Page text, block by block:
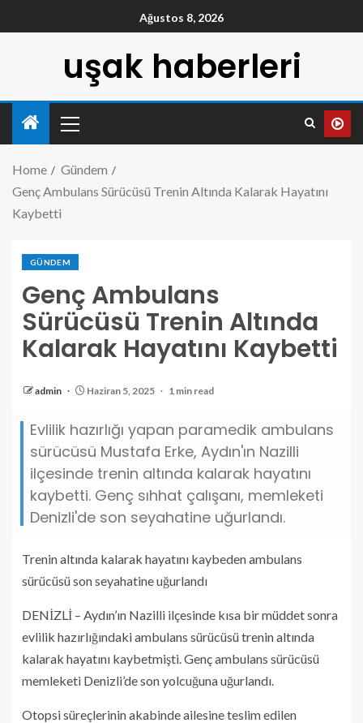
Ağustos 8, 2026
uşak haberleri
Home
Gündem
Genç Ambulans Sürücüsü Trenin Altında Kalarak Hayatını
Kaybetti
GÜNDEM
Genç Ambulans
Sürücüsü Trenin Altında
Kalarak Hayatını Kaybetti
admin Haziran 5, 2025 1 min read
Evlilik hazırlığı yapan paramedik ambulans
sürücüsü Mustafa Erke, Aydın'ın Nazilli
ilçesinde trenin altında kalarak hayatını
kaybetti. Genç sıhhat çalışanı, memleketi
Denizli'de son seyahatine uğurlandı.
Trenin altında kalarak hayatını kaybeden ambulans
sürücüsü son seyahatine uğurlandı
DENİZLİ – Aydın’ın Nazilli ilçesinde kısa bir müddet sonra
evlilik hazırlığındaki ambulans sürücüsü trenin altında
kalarak hayatını kaybetmişti. Genç ambulans sürücüsü
memleketi Denizli’de son yolcuğuna uğurlandı.
Otopsi süreçlerinin akabinde ailesine teslim edilen